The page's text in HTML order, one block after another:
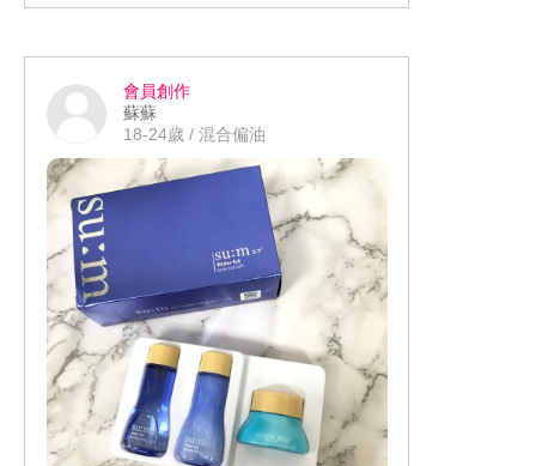
讓保養整個大大享受(˶‾᷄ ⁻̫ ‾᷅˵)～～～
透亮和緊緻的感覺！深層滋潤的肌膚，
～趁週年慶可以入手❤️
com/story.php?story_fbid=33605192340
會員創作
蘇蘇
18-24歲 / 混合偏油